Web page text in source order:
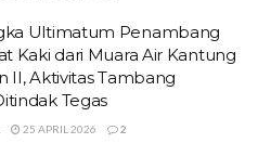
Ultimatum Penambang
Kaki dari Muara Air Kantung
II, Aktivitas Tambang
Tegas
25 APRIL 2026 2